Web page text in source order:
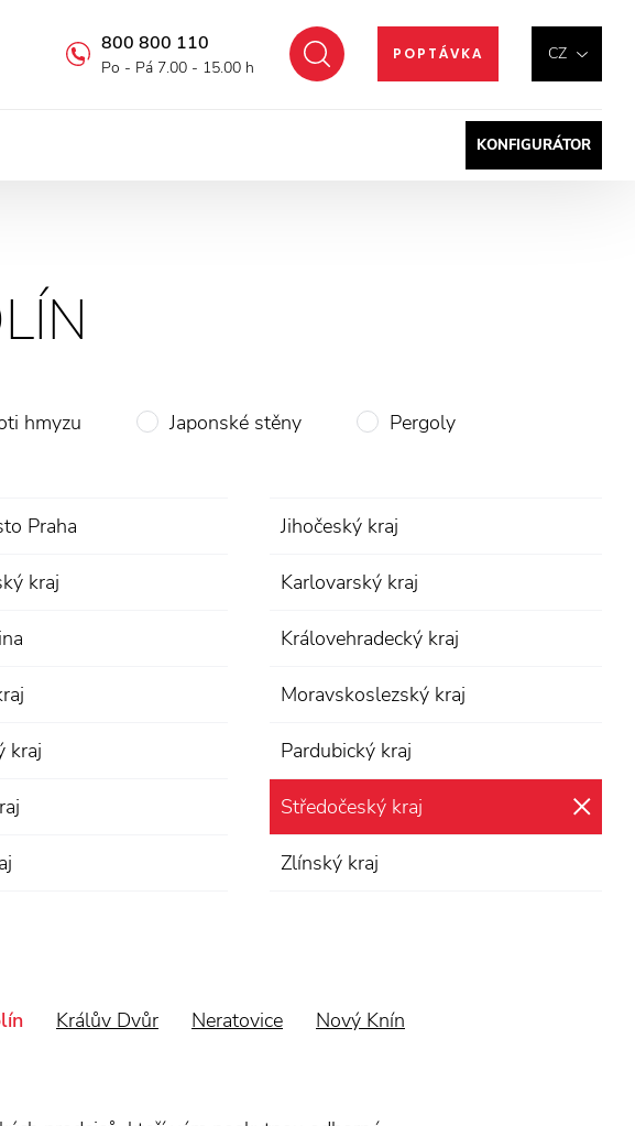
CZ
POPTÁVKA
Hledat
800 800 110
Po - Pá 7.00 - 15.00 h
KONFIGURÁTOR
hmyzu Japonské stěny Pergoly
Praha Jihočeský kraj
kraj Karlovarský kraj
Královehradecký kraj
Moravskoslezský kraj
kraj Pardubický kraj
Středočeský kraj
Zlínský kraj
Králův Dvůr Neratovice
Nový Knín